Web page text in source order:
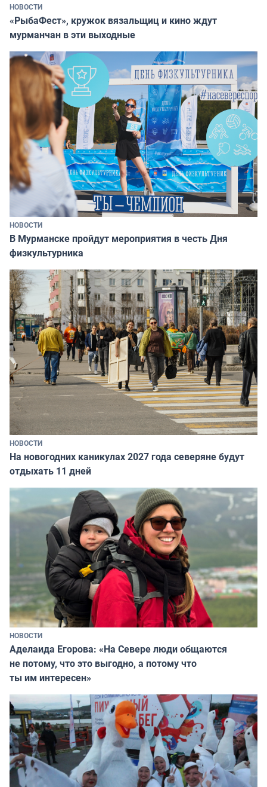
НОВОСТИ
«РыбаФест», кружок вязальщиц и кино ждут
мурманчан в эти выходные
НОВОСТИ
В Мурманске пройдут мероприятия в честь Дня
физкультурника
НОВОСТИ
На новогодних каникулах 2027 года северяне будут
отдыхать 11 дней
НОВОСТИ
Аделаида Егорова: «На Севере люди общаются
не потому, что это выгодно, а потому что
ты им интересен»